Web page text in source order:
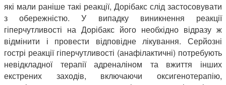
які мали раніше такі реакції, Дорібакс слід застосовувати
з обережністю. У випадку виникнення реакції
гіперчутливості на Дорібакс його необхідно відразу ж
відмінити і провести відповідне лікування. Серйозні
гострі реакції гіперчутливості (анафілактичні) потребують
невідкладної терапії адреналіном та вжиття інших
екстрених заходів, включаючи оксигенотерапію,